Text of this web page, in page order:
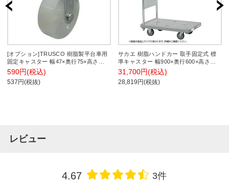
[オプション]TRUSCO 樹脂製平台車用
固定キャスター 幅47×奥行75×高さ
93mm 直径75mm 導電性ナイロン車(黒
色) TYK-75NE
590円(税込)
537円(税抜)
サカエ 樹脂ハンドカー 取手固定式 標
準キャスター 幅900×奥行600×高さ
849mm LHN-20K
31,700円(税込)
28,819円(税抜)
レビュー
4.67 3件